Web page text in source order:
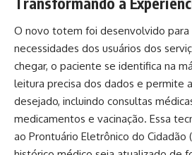
O novo totem foi desenvolvido para
necessidades dos usuários dos
chegar, o paciente se identifica na
leitura precisa dos dados e permite
desejado, incluindo consultas
medicamentos e vacinação. Essa
ao Prontuário Eletrônico do Cidadão